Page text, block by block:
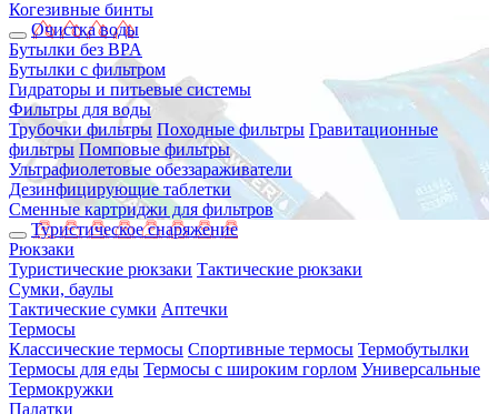
Когезивные бинты
Очистка воды
Бутылки без BPA
Бутылки с фильтром
Гидраторы и питьевые системы
Фильтры для воды
Трубочки фильтры Походные фильтры Гравитационные
фильтры Помповые фильтры
Ультрафиолетовые обеззараживатели
Дезинфицирующие таблетки
Сменные картриджи для фильтров
Туристическое снаряжение
Рюкзаки
Туристические рюкзаки Тактические рюкзаки
Сумки, баулы
Тактические сумки Аптечки
Термосы
Классические термосы Спортивные термосы Термобутылки
Термосы для еды Термосы с широким горлом Универсальные
Термокружки
Палатки